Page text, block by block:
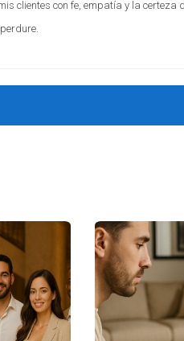
vital para evaluar no solo el
anuales por alquiler**. 2.
Un ROI del 6% puede
y refleja una inversión
clientes con fe, empatía y la certeza